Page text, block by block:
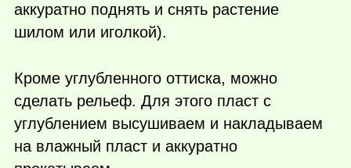
аккуратно поднять и снять растение
шилом или иголкой).
Кроме углубленного оттиска, можно
сделать рельеф. Для этого пласт с
углублением высушиваем и накладываем
на влажный пласт и аккуратно